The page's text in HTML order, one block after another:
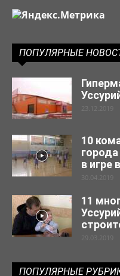
ПОПУЛЯРНЫЕ
23.12.2019
10
в игре
30.04.2019
11
29.03.2019
ПОПУЛЯРНЫЕ